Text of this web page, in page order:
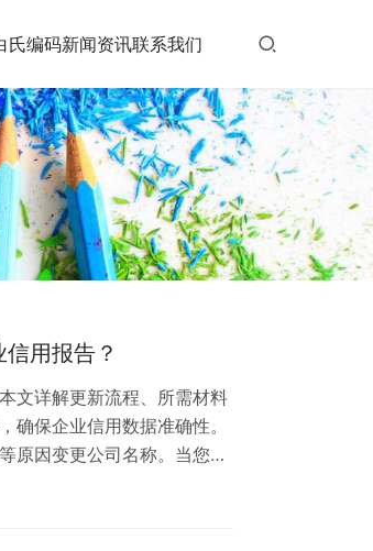
氏编码新闻资讯联系我们
用报告？
文详解更新流程、所需材料
确保企业信用数据准确性。
原因变更公司名称。当您的
名称变更手续后，及时更新